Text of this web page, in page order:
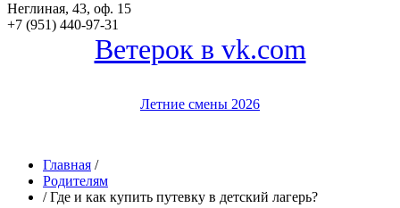
Неглиная, 43, оф. 15
+7 (951) 440-97-31
Ветерок в vk.com
Летние смены 2026
Главная /
Родителям
/Где и как купить путевку в детский лагерь?